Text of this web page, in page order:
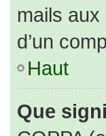
mails
d’un
Haut
Que